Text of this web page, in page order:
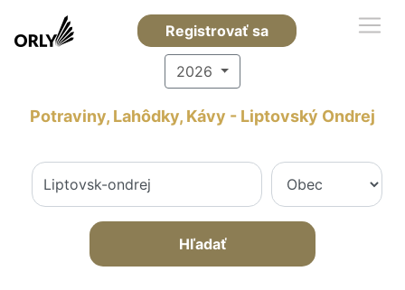
Registrovať sa
2026
Potraviny, Lahôdky, Kávy - Liptovský Ondrej
Hľadať